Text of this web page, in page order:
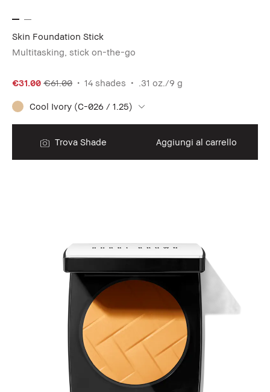
Skin Foundation Stick
Multitasking, stick on-the-go
€31.00 €61.00 14 shades .31 oz./9 g
Cool Ivory (C-026 / 1.25)
Trova Shade Aggiungi al carrello